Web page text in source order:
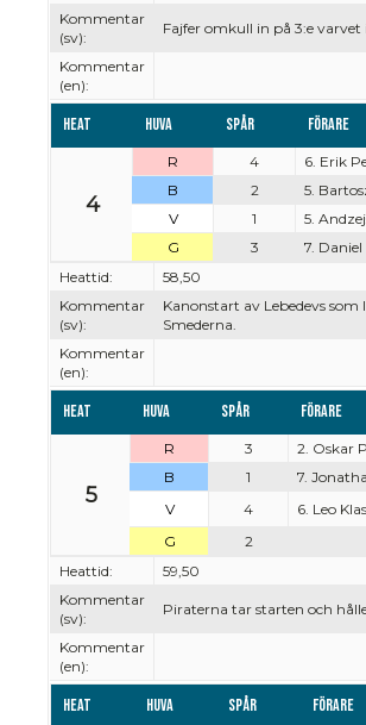
Kommentar
(sv):
Fajfer omkull in på 3:e
Kommentar
(en):
Heat Huva Spår Förare
4
R 4
6. Erik
B
2
5.
V
1
5.
G
3
7. Daniel
Heattid:
58,50
Kommentar
(sv):
Kanonstart av Lebedevs
Smederna.
Kommentar
(en):
Heat Huva Spår Förare
5
R 3
2. Oskar
B
1
7.
V
4
6. Leo
G
2
Heattid:
59,50
Kommentar
(sv):
Piraterna tar starten och
Kommentar
(en):
Heat Huva Spår Förare